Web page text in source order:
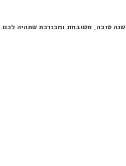
שנה טובה, משובחת ומבורכת שתהיה לכם.